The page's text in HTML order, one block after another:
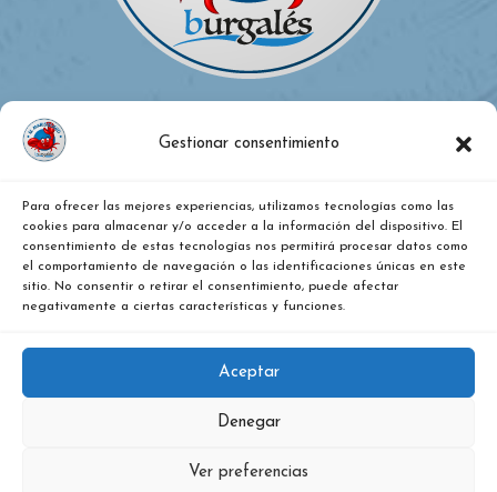
Gestionar consentimiento
Para ofrecer las mejores experiencias, utilizamos tecnologías como las
cookies para almacenar y/o acceder a la información del dispositivo. El
consentimiento de estas tecnologías nos permitirá procesar datos como
el comportamiento de navegación o las identificaciones únicas en este
sitio. No consentir o retirar el consentimiento, puede afectar
negativamente a ciertas características y funciones.
Aceptar
Denegar
Ver preferencias
¿DÓNDE ESTAMOS?
Calle Vitoria, nº 271, Pentasa 2, nave 36. Burgos